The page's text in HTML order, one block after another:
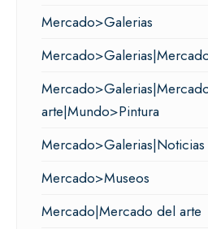
Mercado>Galerias
arte|Mundo>Pintura
Mercado>Galerias|Noticias
Mercado>Museos
Mercado|Mercado del arte